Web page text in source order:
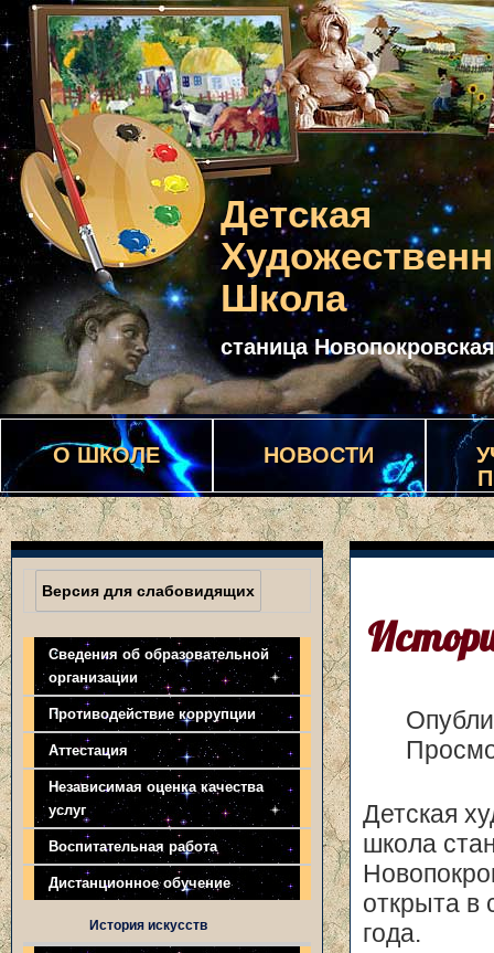
Детская
Школа
станица Новопокровская
О ШКОЛЕ НОВОСТИ
Версия для слабовидящих
Сведения об образовательной
организации
Противодействие коррупции
Аттестация
Независимая оценка качества
услуг
Воспитательная работа
Дистанционное обучение
История искусств
Детская
школа
открыта в
года.